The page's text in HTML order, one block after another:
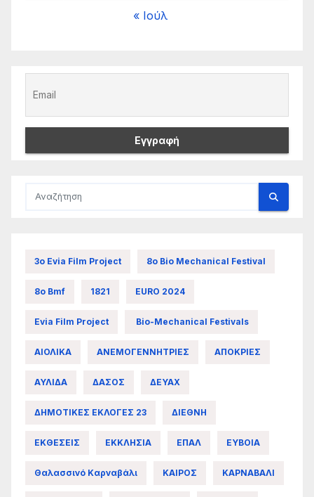
« Ιούλ
3ο Evia Film Project 8ο Bio Mechanical Festival
8ο Bmf 1821 EURO 2024
Evia Film Project Bio-Mechanical Festivals
ΑΙΟΛΙΚΑ ΑΝΕΜΟΓΕΝΝΗΤΡΙΕΣ ΑΠΟΚΡΙΕΣ
ΑΥΛΙΔΑ ΔΑΣΟΣ ΔΕΥΑΧ
ΔΗΜΟΤΙΚΕΣ ΕΚΛΟΓΕΣ 23 ΔΙΕΘΝΗ
ΕΚΘΕΣΕΙΣ ΕΚΚΛΗΣΙΑ ΕΠΑΛ ΕΥΒΟΙΑ
Θαλασσινό Καρναβάλι ΚΑΙΡΟΣ ΚΑΡΝΑΒΑΛΙ